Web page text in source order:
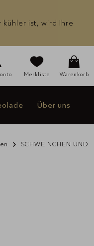
ist, wird Ihre
Merkliste Warenkorb
Über uns
SCHWEINCHEN UND